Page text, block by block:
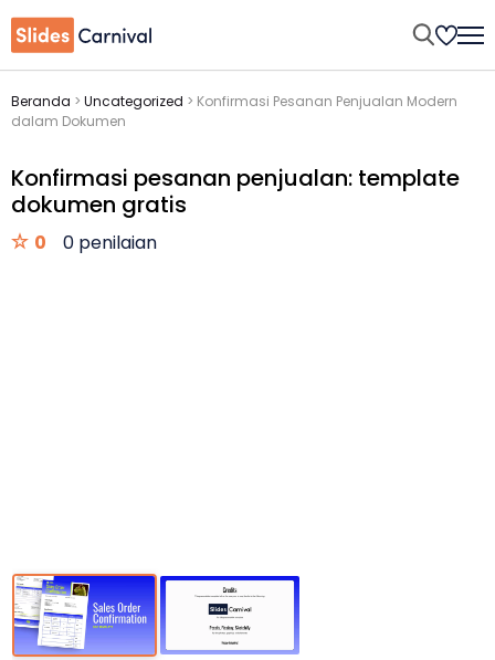
Beranda > Uncategorized > Konfirmasi Pesanan Penjualan Modern
dalam Dokumen
Konfirmasi pesanan penjualan: template
dokumen gratis
0 0 penilaian